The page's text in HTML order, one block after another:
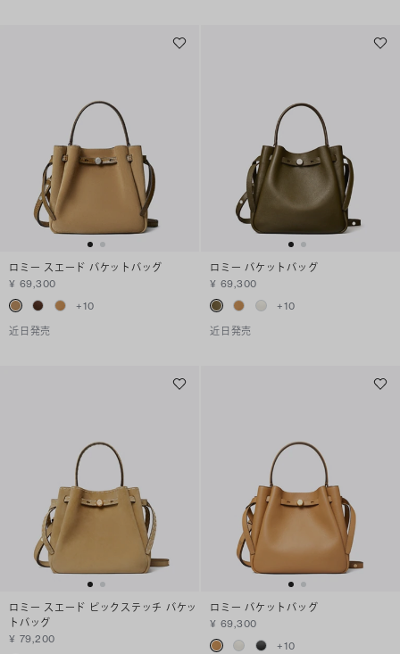
ロミー スエード バケットバッグ
¥ 69,300
+10
近日発売
ロミー バケットバッグ
¥ 69,300
+10
近日発売
ロミー スエード ピックステッチ バケッ
トバッグ
¥ 79,200
ロミー バケットバッグ
¥ 69,300
+10